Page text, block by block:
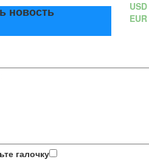
новость
галочку
USD
EUR